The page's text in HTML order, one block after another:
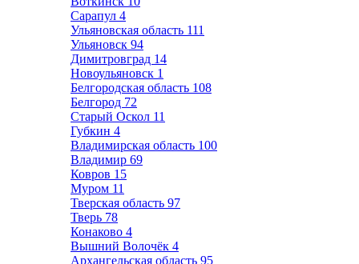
Сарапул 4
Ульяновская область 111
Ульяновск 94
Димитровград 14
Новоульяновск 1
Белгородская область 108
Белгород 72
Старый Оскол 11
Губкин 4
Владимирская область 100
Владимир 69
Ковров 15
Муром 11
Тверская область 97
Тверь 78
Конаково 4
Вышний Волочёк 4
Архангельская область 95